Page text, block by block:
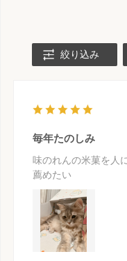
絞り込み
毎年たのしみ
味のれんの米菓を人
薦めたい